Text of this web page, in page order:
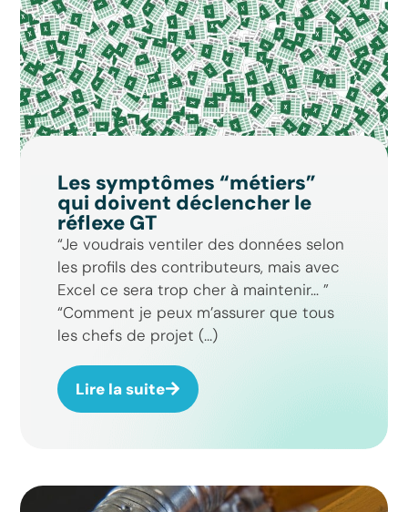
Les symptômes “métiers”
qui doivent déclencher le
réflexe GT
“Je voudrais ventiler des données selon
les profils des contributeurs, mais avec
Excel ce sera trop cher à maintenir… ”
“Comment je peux m’assurer que tous
les chefs de projet (...)
Lire la suite